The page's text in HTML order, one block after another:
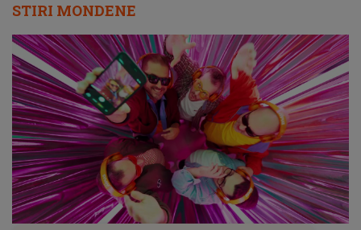
STIRI MONDENE